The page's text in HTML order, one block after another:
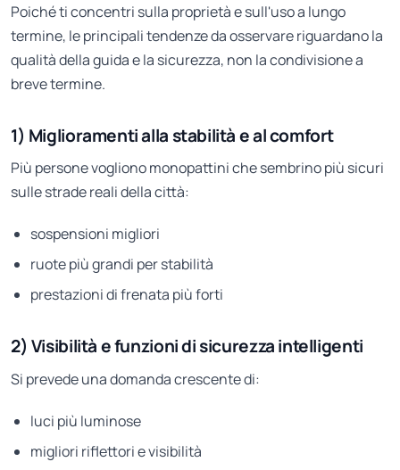
Poiché ti concentri sulla proprietà e sull'uso a lungo
termine, le principali tendenze da osservare riguardano la
qualità della guida e la sicurezza, non la condivisione a
breve termine.
1) Miglioramenti alla stabilità e al comfort
Più persone vogliono monopattini che sembrino più sicuri
sulle strade reali della città:
sospensioni migliori
ruote più grandi per stabilità
prestazioni di frenata più forti
2) Visibilità e funzioni di sicurezza intelligenti
Si prevede una domanda crescente di:
luci più luminose
migliori riflettori e visibilità